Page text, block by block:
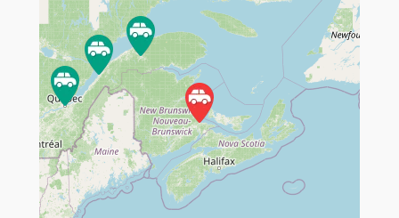
Travelers' Map is loading...
If you see this after your page is
loaded completely, leafletJS files
are missing.